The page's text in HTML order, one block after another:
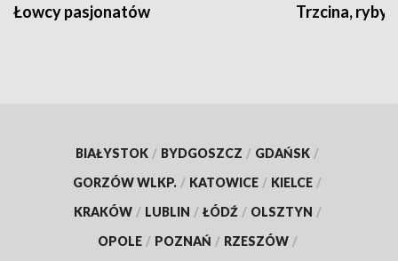
Łowcy pasjonatów Trzcina, ryby
BIAŁYSTOK / BYDGOSZCZ / GDAŃSK /
GORZÓW WLKP. / KATOWICE / KIELCE /
KRAKÓW / LUBLIN / ŁÓDŹ / OLSZTYN /
OPOLE / POZNAŃ / RZESZÓW /